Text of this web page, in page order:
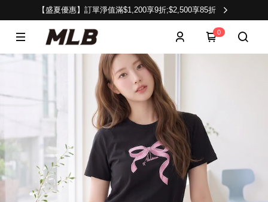
【盛夏優惠】訂單淨值滿$1,200享9折;$2,500享85折
0